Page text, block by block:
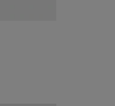
EUR